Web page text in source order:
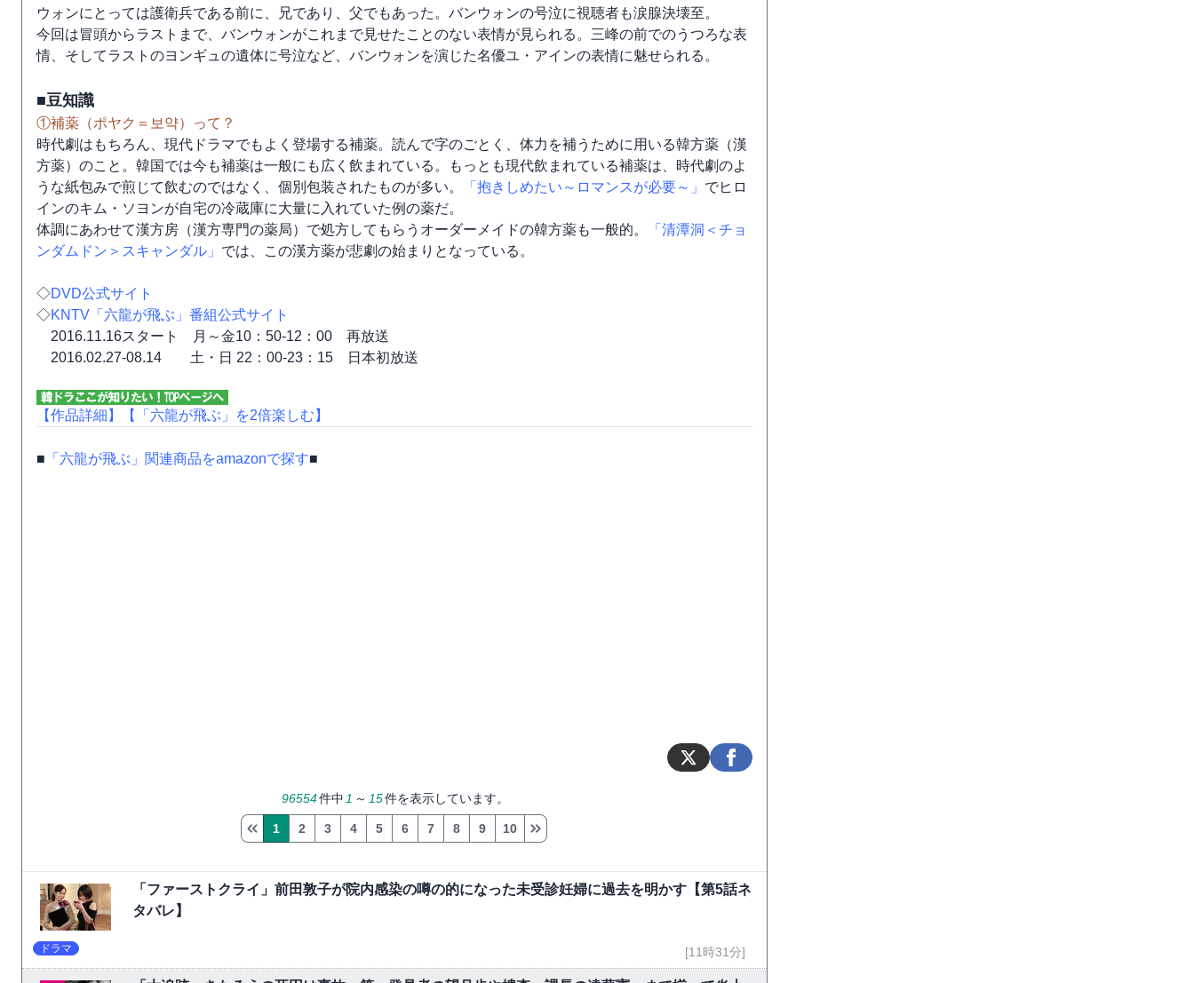
ウォンにとっては護衛兵である前に、兄であり、父でもあった。バンウォンの号泣に視聴者も涙腺決壊至。
今回は冒頭からラストまで、バンウォンがこれまで見せたことのない表情が見られる。三峰の前でのうつろな表
情、そしてラストのヨンギュの遺体に号泣など、バンウォンを演じた名優ユ・アインの表情に魅せられる。
■豆知識
①補薬（ポヤク＝보약）って？
時代劇はもちろん、現代ドラマでもよく登場する補薬。読んで字のごとく、体力を補うために用いる韓方薬（漢
方薬）のこと。韓国では今も補薬は一般にも広く飲まれている。もっとも現代飲まれている補薬は、時代劇のよ
うな紙包みで煎じて飲むのではなく、個別包装されたものが多い。
「抱きしめたい～ロマンスが必要～」 でヒロ
インのキム・ソヨンが自宅の冷蔵庫に大量に入れていた例の薬だ。
体調にあわせて漢方房（漢方専門の薬局）で処方してもらうオーダーメイドの韓方薬も一般的。
「清潭洞＜チョ
ンダムドン＞スキャンダル」 では、この漢方薬が悲劇の始まりとなっている。
◇DVD公式サイト
◇KNTV「六龍が飛ぶ」番組公式サイト
2016.11.16スタート 月～金10：50-12：00 再放送
2016.02.27-08.14 土・日 22：00-23：15 日本初放送
【作品詳細】 【「六龍が飛ぶ」を2倍楽しむ】
■ 「六龍が飛ぶ」関連商品をamazonで探す■
96554件中 1 ～ 15件を表示しています。
1 2 3 4 5 6 7 8 9 10
「ファーストクライ」前田敦子が院内感染の噂の的になった未受診妊婦に過去を明かす【第5話ネ
タバレ】
ドラマ [11時31分]